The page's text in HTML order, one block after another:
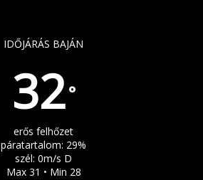
IDŐJÁRÁS BAJÁN
32°
erős felhőzet
páratartalom: 29%
szél: 0m/s D
Max 31 • Min 28